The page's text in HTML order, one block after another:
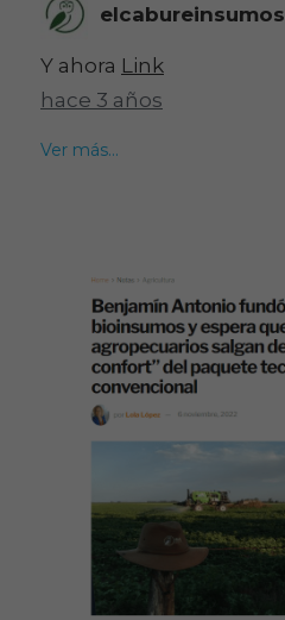
elcabureinsumos
Y ahora Link
hace 3 años
Ver más...